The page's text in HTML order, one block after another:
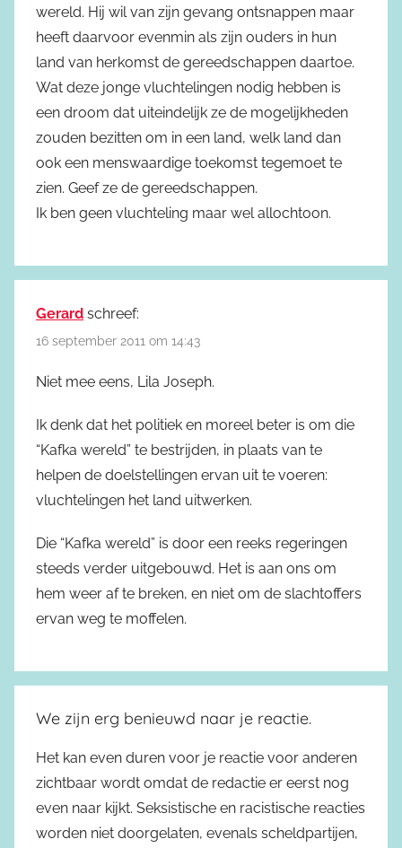
wereld. Hij wil van zijn gevang ontsnappen maar
heeft daarvoor evenmin als zijn ouders in hun
land van herkomst de gereedschappen daartoe.
Wat deze jonge vluchtelingen nodig hebben is
een droom dat uiteindelijk ze de mogelijkheden
zouden bezitten om in een land, welk land dan
ook een menswaardige toekomst tegemoet te
zien. Geef ze de gereedschappen.
Ik ben geen vluchteling maar wel allochtoon.
Gerard schreef:
16 september 2011 om 14:43
Niet mee eens, Lila Joseph.
Ik denk dat het politiek en moreel beter is om die
“Kafka wereld” te bestrijden, in plaats van te
helpen de doelstellingen ervan uit te voeren:
vluchtelingen het land uitwerken.
Die “Kafka wereld” is door een reeks regeringen
steeds verder uitgebouwd. Het is aan ons om
hem weer af te breken, en niet om de slachtoffers
ervan weg te moffelen.
We zijn erg benieuwd naar je reactie.
Het kan even duren voor je reactie voor anderen
zichtbaar wordt omdat de redactie er eerst nog
even naar kijkt. Seksistische en racistische reacties
worden niet doorgelaten, evenals scheldpartijen,